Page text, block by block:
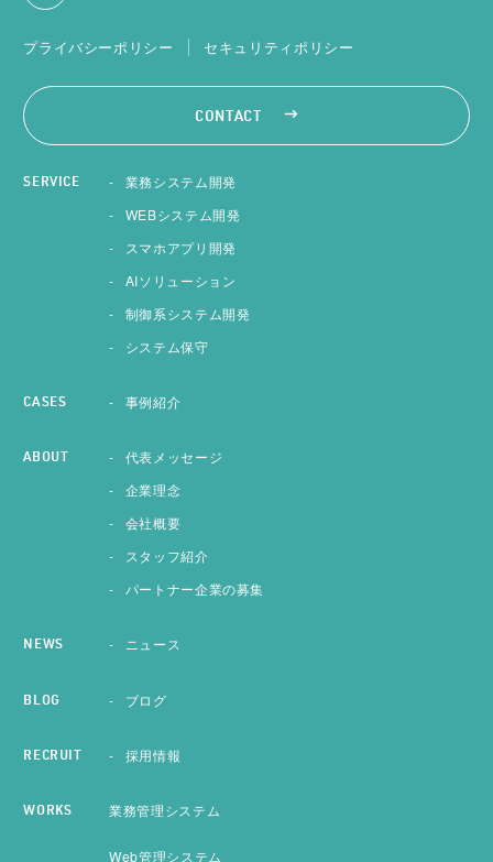
プライバシーポリシー セキュリティポリシー
CONTACT
SERVICE
業務システム開発
WEBシステム開発
スマホアプリ開発
AIソリューション
制御系システム開発
システム保守
CASES 事例紹介
ABOUT
代表メッセージ
企業理念
会社概要
スタッフ紹介
パートナー企業の募集
NEWS ニュース
BLOG ブログ
RECRUIT 採用情報
WORKS 業務管理システム
Web管理システム